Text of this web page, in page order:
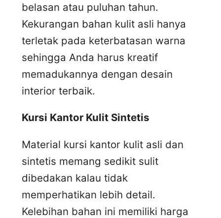
belasan atau puluhan tahun.
Kekurangan bahan kulit asli hanya
terletak pada keterbatasan warna
sehingga Anda harus kreatif
memadukannya dengan desain
interior terbaik.
Kursi Kantor Kulit Sintetis
Material kursi kantor kulit asli dan
sintetis memang sedikit sulit
dibedakan kalau tidak
memperhatikan lebih detail.
Kelebihan bahan ini memiliki harga